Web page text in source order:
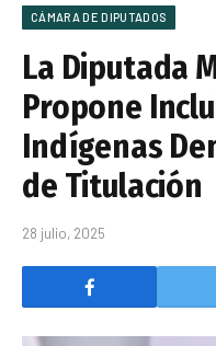
CÁMARA DE DIPUTADOS
La Diputada
Propone
Indígenas
de Titulación
28 julio, 2025